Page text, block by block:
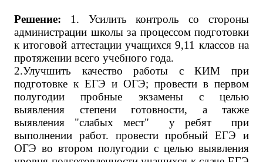
Решение: 1. Усилить контроль со стороны
администрации школы за процессом подготовки
к итоговой аттестации учащихся 9,11 классов на
протяжении всего учебного года.
2.Улучшить качество работы с КИМ при
подготовке к ЕГЭ и ОГЭ; провести в первом
полугодии пробные экзамены с целью
выявления степени готовности, а также
выявления "слабых мест" у ребят при
выполнении работ. провести пробный ЕГЭ и
ОГЭ во втором полугодии с целью выявления